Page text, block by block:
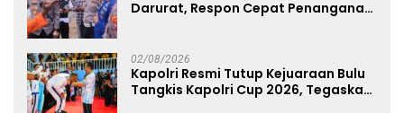
Darurat, Respon Cepat Penanganan
02/08/2026
Kapolri Resmi Tutup Kejuaraan Bulu
Tangkis Kapolri Cup 2026, Tegaskan